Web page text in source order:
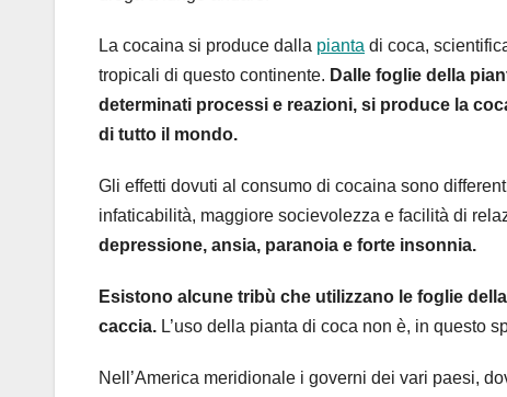
La cocaina si produce dalla pianta di coca,
tropicali di questo continente. Dalle foglie della
determinati processi e reazioni, si produce la
di tutto il mondo.
Gli effetti dovuti al consumo di cocaina sono
infaticabilità, maggiore socievolezza e facilità di
depressione, ansia, paranoia e forte insonnia.
Esistono alcune tribù che utilizzano le foglie
caccia. L’uso della pianta di coca non è, in questo
Nell’America meridionale i governi dei vari paesi,